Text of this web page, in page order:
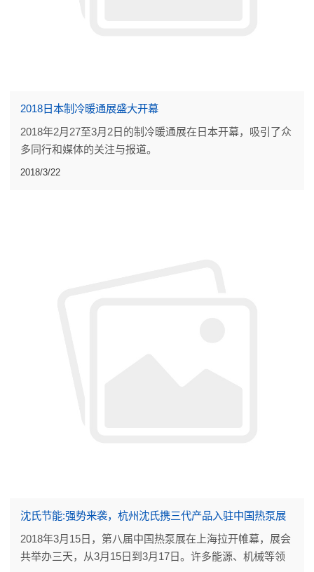
2018日本制冷暖通展盛大开幕
2018年2月27至3月2日的制冷暖通展在日本开幕，吸引了众
多同行和媒体的关注与报道。
2018/3/22
沈氏节能:强势来袭，杭州沈氏携三代产品入驻中国热泵展
2018年3月15日，第八届中国热泵展在上海拉开帷幕，展会
共举办三天，从3月15日到3月17日。许多能源、机械等领